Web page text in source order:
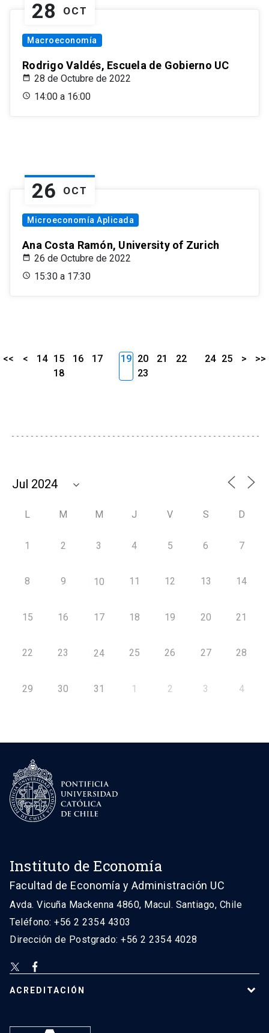
28 OCT
Macroeconomía
Rodrigo Valdés, Escuela de Gobierno UC
28 de Octubre de 2022
14:00 a 16:00
26 OCT
Microeconomía Aplicada
Ana Costa Ramón, University of Zurich
26 de Octubre de 2022
15:30 a 17:30
<< < 14 15 16
17
18
19 20 21
22
23
24 25 > >>
L M M J V S D
1 2 3 4 5 6 7
8 9 10 11 12 13 14
15 16 17 18 19 20 21
22 23 24 25 26 27 28
29 30 31 1 2 3 4
Instituto de Economía
Facultad de Economía y Administración UC
Avda. Vicuña Mackenna 4860, Macul. Santiago, Chile
Teléfono: +56 2 2354 4303
Dirección de Postgrado: +56 2 2354 4028
ACREDITACIÓN